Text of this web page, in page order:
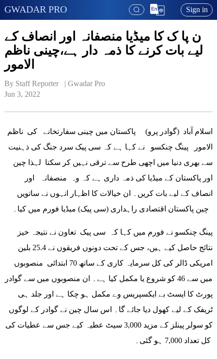
GWADAR PRO Sign in
ن پا ک کا میڈیا منصفانہ اور انصاف کے
لیے بات کرنے کا ذمہ دار ہے،چینی ناظم
الامور
By Staff Reporter   | Gwadar Pro
Jun 3, 2022
اسلام آباد (گوادر پرو) پاکستان میں چینی سفارتخانے کی ناظم
الامور پینگ چنکسو نے کہا ہے کہ سی پیک سرد جنگ کی ذہنیت
سے بھری دنیا میں اچھی طرح سے ترقی نہیں کر سکتا لہذا چین
اور پاکستان کے میڈیا کی ذمہ داری ہے کہ وہ منصفانہ اور
انصاف کے لیے بات کریں۔ ان خیالات کا اظہار انہوں نے ساتویں
پینگ چنکسو نے فورم میں کہا کہ سی پیک تعاون نے نتیجہ خیز
نتائج حاصل کیے ہیں، جس کے تحت دونوں فریقوں نے 25.4 بلین
امریکی ڈالر کی کل سرمایہ کاری کے ساتھ 70 ابتدائی منصوبوں
میں سے 46 کو شروع یا مکمل کیا ہے۔ ان منصوبوں میں سے گوادر
پورٹ کا ایسٹ بے ایکسپریس وے مکمل ہو چکا ہے اور جلد ہی
ٹریفک کے لیے کھول دیا جائے گا۔ اس سال چین نے گوادر کے لوگوں
کو سولر پینلز کے مزید 3,000 سیٹ عطیہ کیے جس سے عطیات کی